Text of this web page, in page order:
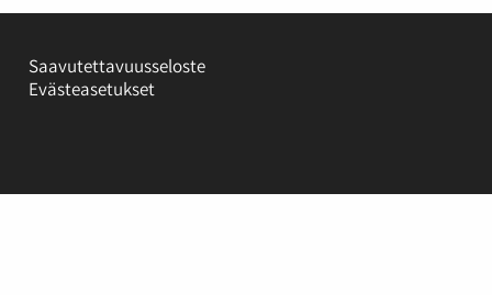
Saavutettavuusseloste
Evästeasetukset